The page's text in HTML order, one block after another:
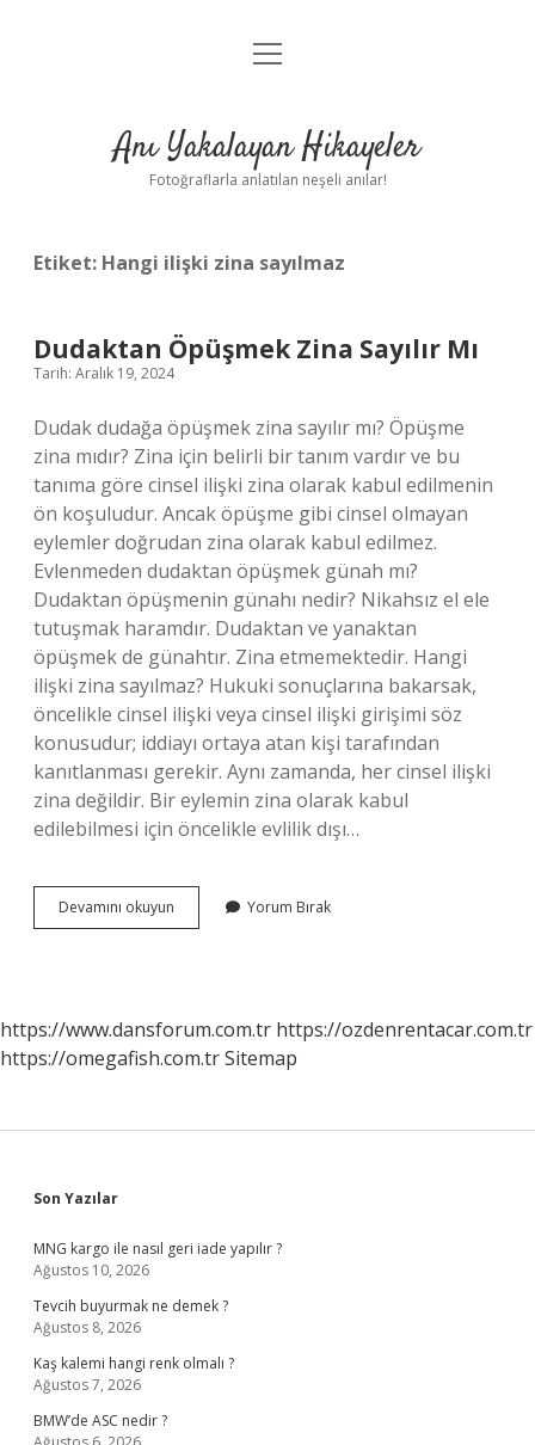
Anasayfa
Yasal Uyarı
menüyü
Anı Yakalayan Hikayeler
Fotoğraflarla anlatılan neşeli anılar!
Etiket: Hangi ilişki zina sayılmaz
Dudaktan Öpüşmek Zina Sayılır Mı
Tarih: Aralık 19, 2024
Dudak dudağa öpüşmek zina sayılır mı? Öpüşme
zina mıdır? Zina için belirli bir tanım vardır ve bu
tanıma göre cinsel ilişki zina olarak kabul edilmenin
ön koşuludur. Ancak öpüşme gibi cinsel olmayan
eylemler doğrudan zina olarak kabul edilmez.
Evlenmeden dudaktan öpüşmek günah mı?
Dudaktan öpüşmenin günahı nedir? Nikahsız el ele
tutuşmak haramdır. Dudaktan ve yanaktan
öpüşmek de günahtır. Zina etmemektedir. Hangi
ilişki zina sayılmaz? Hukuki sonuçlarına bakarsak,
öncelikle cinsel ilişki veya cinsel ilişki girişimi söz
konusudur; iddiayı ortaya atan kişi tarafından
kanıtlanması gerekir. Aynı zamanda, her cinsel ilişki
zina değildir. Bir eylemin zina olarak kabul
edilebilmesi için öncelikle evlilik dışı…
Devamını okuyun Dudaktan
Öpüşmek
Yorum Bırak
https://www.dansforum.com.tr https://ozdenrentacar.com.tr
https://omegafish.com.trSitemap
Sidebar
Son Yazılar
MNG kargo ile nasıl geri iade yapılır ?
Ağustos 10, 2026
Tevcih buyurmak ne demek ?
Ağustos 8, 2026
Kaş kalemi hangi renk olmalı ?
Ağustos 7, 2026
BMW’de ASC nedir ?